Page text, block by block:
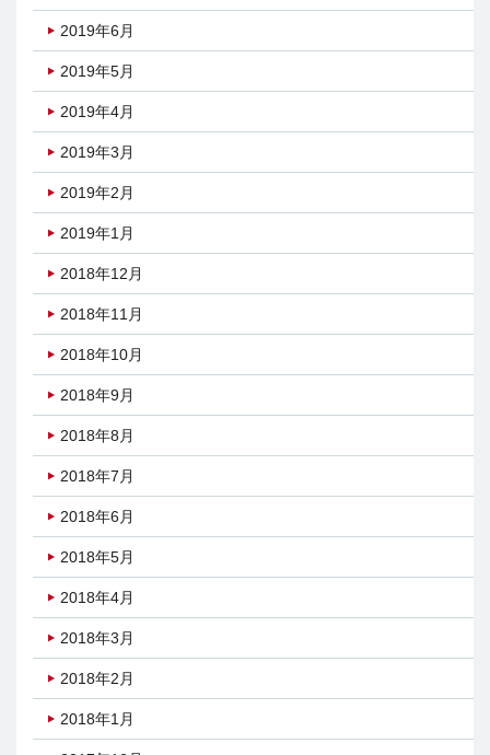
2019年6月
2019年5月
2019年4月
2019年3月
2019年2月
2019年1月
2018年12月
2018年11月
2018年10月
2018年9月
2018年8月
2018年7月
2018年6月
2018年5月
2018年4月
2018年3月
2018年2月
2018年1月